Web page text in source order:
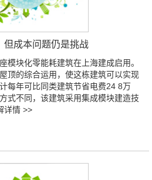
但成本问题仍是挑战
模块化零能耗建筑在上海建成启用。
顶的综合运用，使这栋建筑可以实现
每年可比同类建筑节省电费24 8万
式不同，该建筑采用集成模块建造技
详情 >>